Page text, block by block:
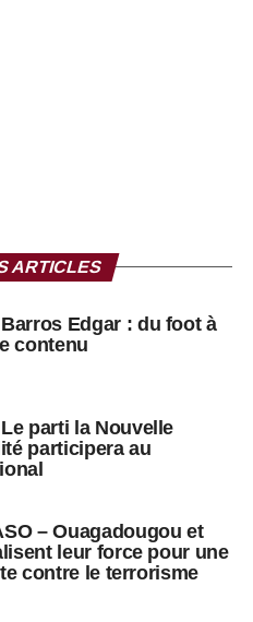
ARTICLES
Edgar : du foot à
contenu
parti la Nouvelle
participera au
– Ouagadougou et
leur force pour une
contre le terrorisme